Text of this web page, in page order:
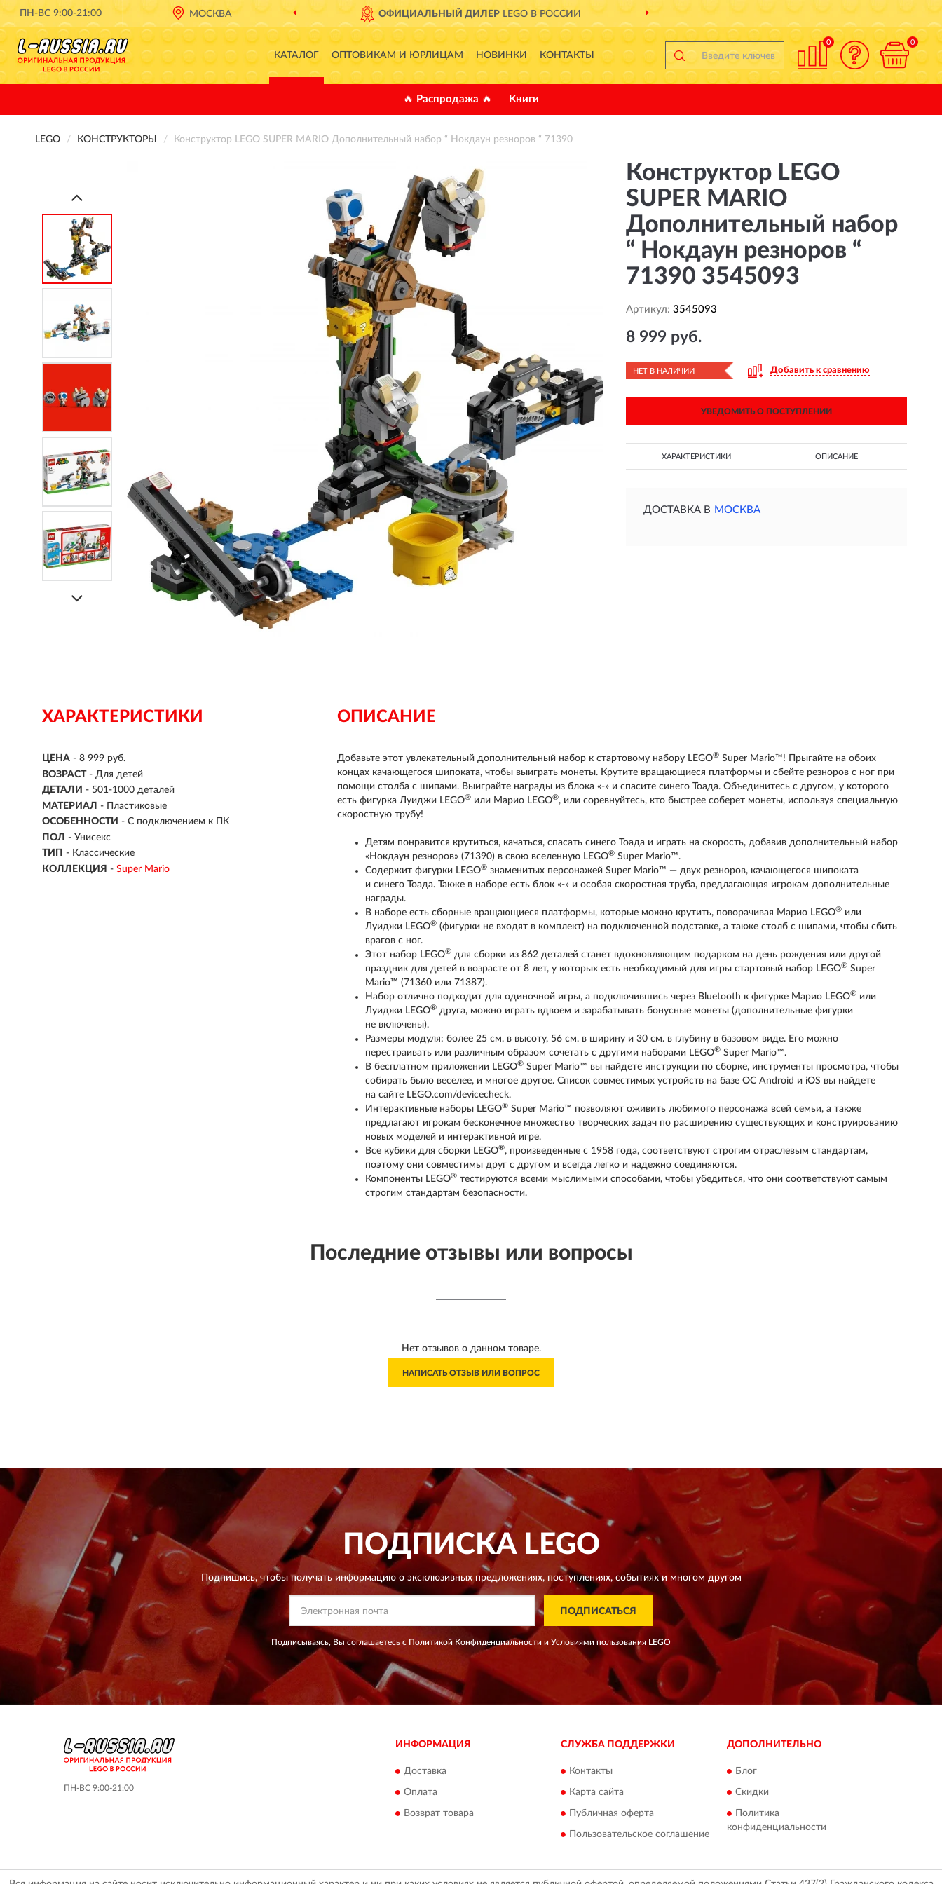
ПН-ВС 9:00-21:00 МОСКВА ОФИЦИАЛЬНЫЙ ДИЛЕР LEGO В РОССИИ ДОСТАВИМ ПО ВСЕЙ РОССИИ
КАТАЛОГ ОПТОВИКАМ И ЮРЛИЦАМ НОВИНКИ КОНТАКТЫ
0 0
🔥 Распродажа 🔥 Книги
LEGO КОНСТРУКТОРЫ Конструктор LEGO SUPER MARIO Дополнительный набор “ Нокдаун резноров “ 71390
Конструктор LEGO
SUPER MARIO
Дополнительный набор
“ Нокдаун резноров “
71390 3545093
Артикул: 3545093
8 999 руб.
НЕТ В НАЛИЧИИ Добавить к сравнению
УВЕДОМИТЬ О ПОСТУПЛЕНИИ
ХАРАКТЕРИСТИКИ ОПИСАНИЕ
ДОСТАВКА В МОСКВА
ХАРАКТЕРИСТИКИ
ЦЕНА - 8 999 руб.
ВОЗРАСТ - Для детей
ДЕТАЛИ - 501-1000 деталей
МАТЕРИАЛ - Пластиковые
ОСОБЕННОСТИ - С подключением к ПК
ПОЛ - Унисекс
ТИП - Классические
КОЛЛЕКЦИЯ - Super Mario
ОПИСАНИЕ
Добавьте этот увлекательный дополнительный набор к стартовому набору LEGO® Super Mario™! Прыгайте на обоих
концах качающегося шипоката, чтобы выиграть монеты. Крутите вращающиеся платформы и сбейте резноров с ног при
помощи столба с шипами. Выиграйте награды из блока «-» и спасите синего Тоада. Объединитесь с другом, у которого
есть фигурка Луиджи LEGO® или Марио LEGO®, или соревнуйтесь, кто быстрее соберет монеты, используя специальную
скоростную трубу!
Детям понравится крутиться, качаться, спасать синего Тоада и играть на скорость, добавив дополнительный набор
«Нокдаун резноров» (71390) в свою вселенную LEGO® Super Mario™.
Содержит фигурки LEGO® знаменитых персонажей Super Mario™ — двух резноров, качающегося шипоката
и синего Тоада. Также в наборе есть блок «-» и особая скоростная труба, предлагающая игрокам дополнительные
награды.
В наборе есть сборные вращающиеся платформы, которые можно крутить, поворачивая Марио LEGO® или
Луиджи LEGO® (фигурки не входят в комплект) на подключенной подставке, а также столб с шипами, чтобы сбить
врагов с ног.
Этот набор LEGO® для сборки из 862 деталей станет вдохновляющим подарком на день рождения или другой
праздник для детей в возрасте от 8 лет, у которых есть необходимый для игры стартовый набор LEGO® Super
Mario™ (71360 или 71387).
Набор отлично подходит для одиночной игры, а подключившись через Bluetooth к фигурке Марио LEGO® или
Луиджи LEGO® друга, можно играть вдвоем и зарабатывать бонусные монеты (дополнительные фигурки
не включены).
Размеры модуля: более 25 см. в высоту, 56 см. в ширину и 30 см. в глубину в базовом виде. Его можно
перестраивать или различным образом сочетать с другими наборами LEGO® Super Mario™.
В бесплатном приложении LEGO® Super Mario™ вы найдете инструкции по сборке, инструменты просмотра, чтобы
собирать было веселее, и многое другое. Список совместимых устройств на базе ОС Android и iOS вы найдете
на сайте LEGO.com/devicecheck.
Интерактивные наборы LEGO® Super Mario™ позволяют оживить любимого персонажа всей семьи, а также
предлагают игрокам бесконечное множество творческих задач по расширению существующих и конструированию
новых моделей и интерактивной игре.
Все кубики для сборки LEGO®, произведенные с 1958 года, соответствуют строгим отраслевым стандартам,
поэтому они совместимы друг с другом и всегда легко и надежно соединяются.
Компоненты LEGO® тестируются всеми мыслимыми способами, чтобы убедиться, что они соответствуют самым
строгим стандартам безопасности.
Последние отзывы или вопросы
Нет отзывов о данном товаре.
НАПИСАТЬ ОТЗЫВ ИЛИ ВОПРОС
ПОДПИСКАLEGO
Подпишись, чтобы получать информацию о эксклюзивных предложениях,поступлениях, событиях и многом другом
ПОДПИСАТЬСЯ
Подписываясь, Вы соглашаетесь с Политикой Конфиденциальности и Условиями пользования LEGO
ПН-ВС 9:00-21:00
ИНФОРМАЦИЯ
Доставка
Оплата
Возврат товара
СЛУЖБА ПОДДЕРЖКИ
Контакты
Карта сайта
Публичная оферта
Пользовательское соглашение
ДОПОЛНИТЕЛЬНО
Блог
Скидки
Политика
конфиденциальности